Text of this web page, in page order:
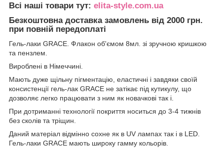
Всі наші товари тут: elita-style.com.ua
Безкоштовна доставка замовлень від 2000 грн.
при повній передоплаті
Гель-лаки GRACE. Флакон об'ємом 8мл. зі зручною кришкою
та пензлем.
Вироблені в Німеччині.
Мають дуже щільну пігментацію, еластичні і завдяки своїй
консистенції гель-лак GRACE не затікає під кутикулу, що
дозволяє легко працювати з ним як новачкові так і.
При дотриманні технології покриття носиться до 3-4 тижнів
без сколів та тріщин.
Даний матеріал відмінно сохне як в UV лампах так і в LED.
Гель-лаки GRACE мають широку гамму кольорів.